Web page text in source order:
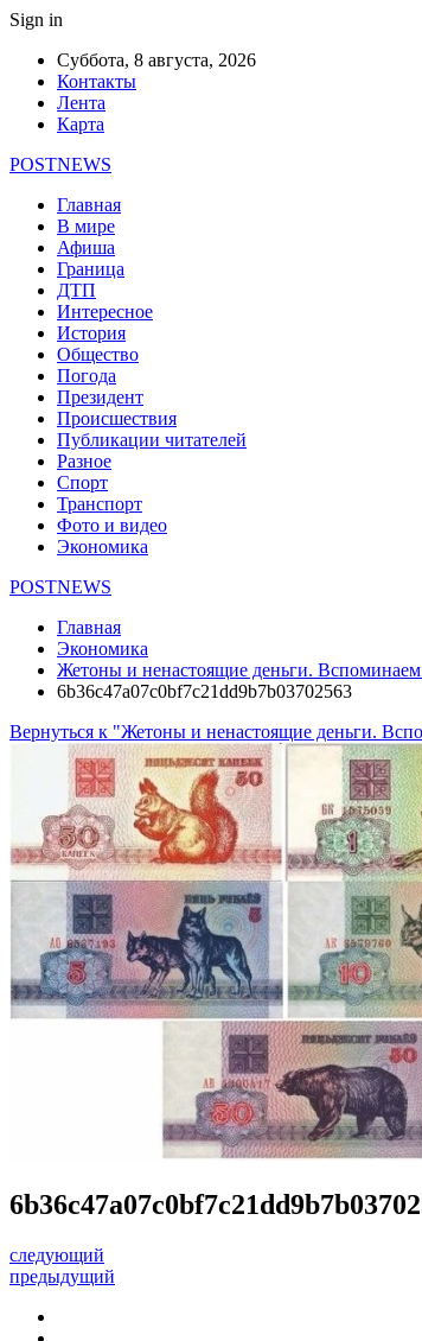
Sign in
Суббота, 8 августа, 2026
Контакты
Лента
Карта
POSTNEWS
Главная
В мире
Афиша
Граница
ДТП
Интересное
История
Общество
Погода
Президент
Происшествия
Публикации читателей
Разное
Спорт
Транспорт
Фото и видео
Экономика
POSTNEWS
Главная
Экономика
Жетоны и ненастоящие деньги.
6b36c47a07c0bf7c21dd9b7b03702563
Вернуться к "Жетоны и ненастоящие деньги.
следующий
предыдущий